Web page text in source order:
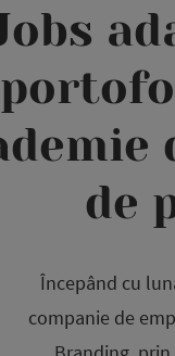
de
Începând cu
companie de